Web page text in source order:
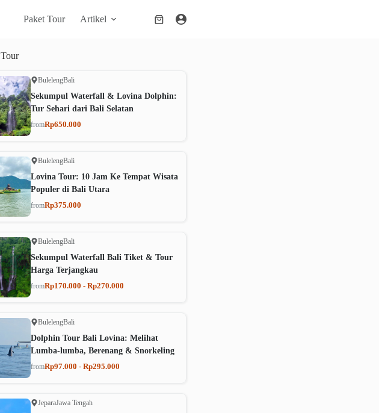
Paket Tour Artikel
Shopping
Tour
BulelengBali
Sekumpul Waterfall & Lovina Dolphin:
Tur Sehari dari Bali Selatan
fromRp650.000
BulelengBali
Lovina Tour: 10 Jam Ke Tempat Wisata
Populer di Bali Utara
fromRp375.000
BulelengBali
Sekumpul Waterfall Bali Tiket & Tour
Harga Terjangkau
fromRp170.000 - Rp270.000
BulelengBali
Dolphin Tour Bali Lovina: Melihat
Lumba-lumba, Berenang & Snorkeling
fromRp97.000 - Rp295.000
JeparaJawa Tengah